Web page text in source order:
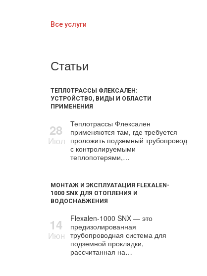
Все услуги
Статьи
ТЕПЛОТРАССЫ ФЛЕКСАЛЕН:
УСТРОЙСТВО, ВИДЫ И ОБЛАСТИ
ПРИМЕНЕНИЯ
28
Июл
Теплотрассы Флексален
применяются там, где требуется
проложить подземный трубопровод
с контролируемыми
теплопотерями,…
МОНТАЖ И ЭКСПЛУАТАЦИЯ FLEXALEN-
1000 SNX ДЛЯ ОТОПЛЕНИЯ И
ВОДОСНАБЖЕНИЯ
14
Июн
Flexalen-1000 SNX — это
предизолированная
трубопроводная система для
подземной прокладки,
рассчитанная на…